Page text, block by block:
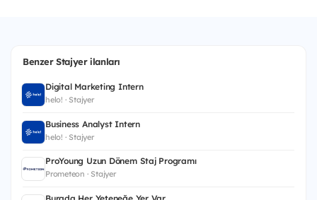
Benzer Stajyer ilanları
Digital Marketing Intern
helo! · Stajyer
Business Analyst Intern
helo! · Stajyer
ProYoung Uzun Dönem Staj Programı
Prometeon · Stajyer